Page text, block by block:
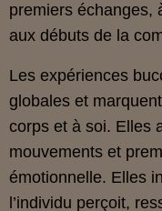
premiers échanges,
aux débuts de la
Les expériences
globales et
corps et à soi. Elles
mouvements et
émotionnelle. Elles
l’individu perçoit,